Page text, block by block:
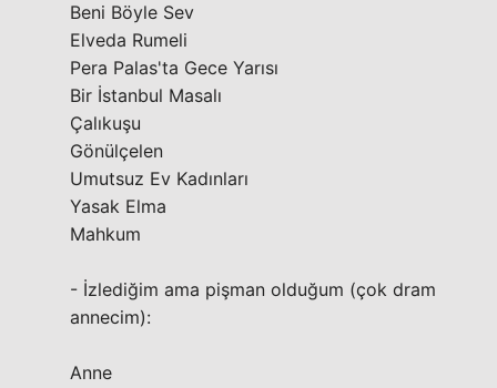
Beni Böyle Sev
Elveda Rumeli
Pera Palas'ta Gece Yarısı
Bir İstanbul Masalı
Çalıkuşu
Gönülçelen
Umutsuz Ev Kadınları
Yasak Elma
Mahkum
- İzlediğim ama pişman olduğum (çok dram
annecim):
Anne